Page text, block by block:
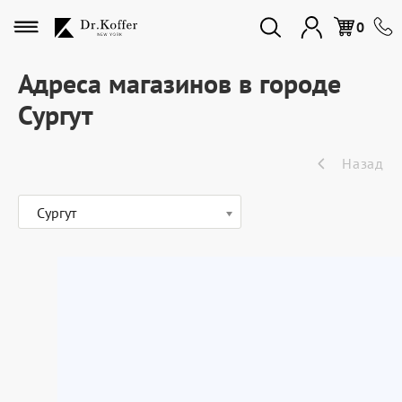
0
Избранное
Дорожная коллекция
Женская коллекция
Адреса магазинов в городе
Сургут
Назад
Сургут